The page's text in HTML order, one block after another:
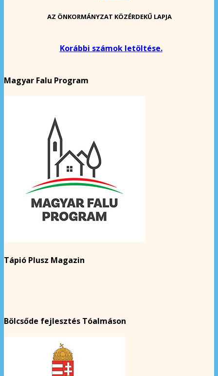
AZ ÖNKORMÁNYZAT KÖZÉRDEKŰ LAPJA
Korábbi számok letöltése.
Magyar Falu Program
Tápió Plusz Magazin
Bölcsőde fejlesztés Tóalmáson